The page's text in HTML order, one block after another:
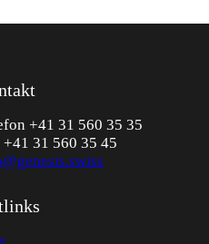
+41 31 560 35 35
+41 31 560 35 45